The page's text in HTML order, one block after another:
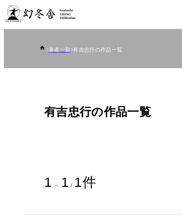
著者一覧 有吉忠行の作品一覧
有吉忠行の作品一覧
1 ～ 1 / 1件